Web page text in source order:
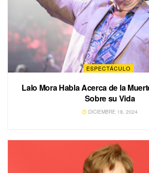
ESPECTÁCULO
Lalo Mora Habla Acerca de la
Sobre su Vida
DICIEMBRE 18, 2024